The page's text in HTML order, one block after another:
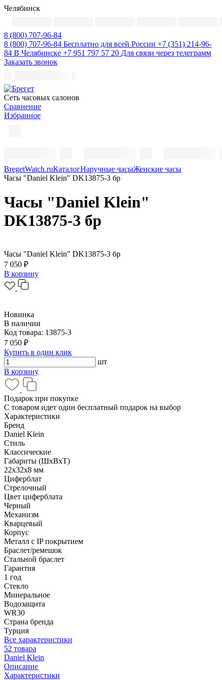
Челябинск
8 (800) 707-96-84
8 (800) 707-96-84 Бесплатно для всей России +7 (351) 214-96-
84 В Челябинске +7 951 797 57 20 Для связи через телеграмм
Заказать звонок
Cеть часовых салонов
Сравнение
Избранное
BregetWatch.ruКаталогНаручные часыЖенские часы
Часы "Daniel Klein" DK13875-3 бр
Часы "Daniel Klein"
DK13875-3 бр
Часы "Daniel Klein" DK13875-3 бр
7 050 ₽
В корзину
Новинка
В наличии
Код товара: 13875-3
7 050 ₽
Купить в один клик
шт
В корзину
Подарок при покупке
С товаром идет один бесплатный подарок на выбор
Характеристики
Бренд
Daniel Klein
Стиль
Классические
Габариты (ШхВхТ)
22x32x8 мм
Циферблат
Стрелочный
Цвет циферблата
Черный
Механизм
Кварцевый
Корпус
Металл с IP покрытием
Браслет/ремешок
Стальной браслет
Гарантия
1 год
Стекло
Минеральное
Водозащита
WR30
Страна бренда
Турция
Все характеристики
52 товара
Daniel Klein
Описание
Характеристики